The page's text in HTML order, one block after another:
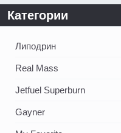
Категории
Липодрин
Real Mass
Jetfuel Superburn
Gayner